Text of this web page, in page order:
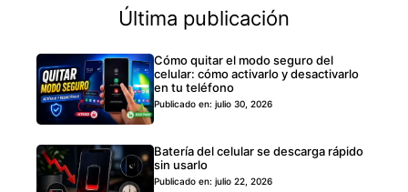
Última publicación
Cómo quitar el modo seguro del
celular: cómo activarlo y desactivarlo
en tu teléfono
Publicado en: julio 30, 2026
Batería del celular se descarga rápido
sin usarlo
Publicado en: julio 22, 2026